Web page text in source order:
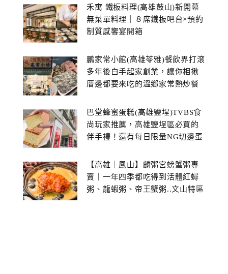
禾寓 鐵板料理(高雄鼓山)新開幕
無菜單料理｜８席鐵板吧台×預約
制質感饗宴開箱
鵬家常小館(高雄苓雅)餐飲界打滾
多年後白手起家創業，讓你相揪
厝邊都要來吃的溫鄉家常熱炒餐
巴堂蜂蜜蛋糕(高雄鹽埕)TVBS食
尚玩家推薦，高雄鹽埕區必買的
伴手禮！還有每日限量NG切邊蛋
【高雄｜鳳山】麟粥宮螃蟹粥專
賣｜一年四季都吃得到活體紅蟳
粥、龍蝦粥、帝王蟹粥..文山特區